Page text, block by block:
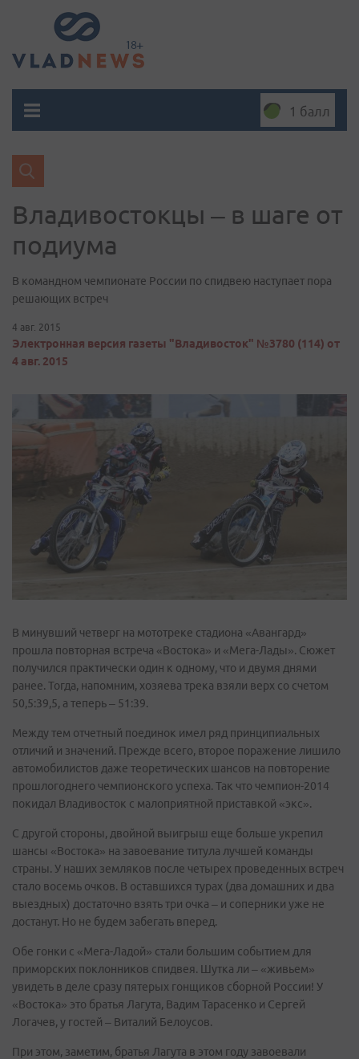
1 балл
Владивостокцы – в шаге от
подиума
В командном чемпионате России по спидвею наступает пора
решающих встреч
4 авг. 2015
Электронная версия газеты "Владивосток" №3780 (114) от
4 авг. 2015
В минувший четверг на мототреке стадиона «Авангард»
прошла повторная встреча «Востока» и «Мега-Лады». Сюжет
получился практически один к одному, что и двумя днями
ранее. Тогда, напомним, хозяева трека взяли верх со счетом
50,5:39,5, а теперь – 51:39.
Между тем отчетный поединок имел ряд принципиальных
отличий и значений. Прежде всего, второе поражение лишило
автомобилистов даже теоретических шансов на повторение
прошлогоднего чемпионского успеха. Так что чемпион-2014
покидал Владивосток с малоприятной приставкой «экс».
С другой стороны, двойной выигрыш еще больше укрепил
шансы «Востока» на завоевание титула лучшей команды
страны. У наших земляков после четырех проведенных встреч
стало восемь очков. В оставшихся турах (два домашних и два
выездных) достаточно взять три очка – и соперники уже не
достанут. Но не будем забегать вперед.
Обе гонки с «Мега-Ладой» стали большим событием для
приморских поклонников спидвея. Шутка ли – «живьем»
увидеть в деле сразу пятерых гонщиков сборной России! У
«Востока» это братья Лагута, Вадим Тарасенко и Сергей
Логачев, у гостей – Виталий Белоусов.
При этом, заметим, братья Лагута в этом году завоевали